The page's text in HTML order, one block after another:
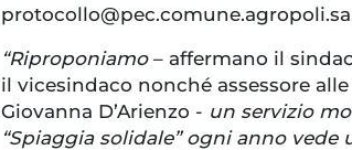
“Riproponiamo– affermano il
il vicesindaco nonché assessore
Giovanna D’Arienzo - un servizio
“Spiaggia solidale” ogni anno vede